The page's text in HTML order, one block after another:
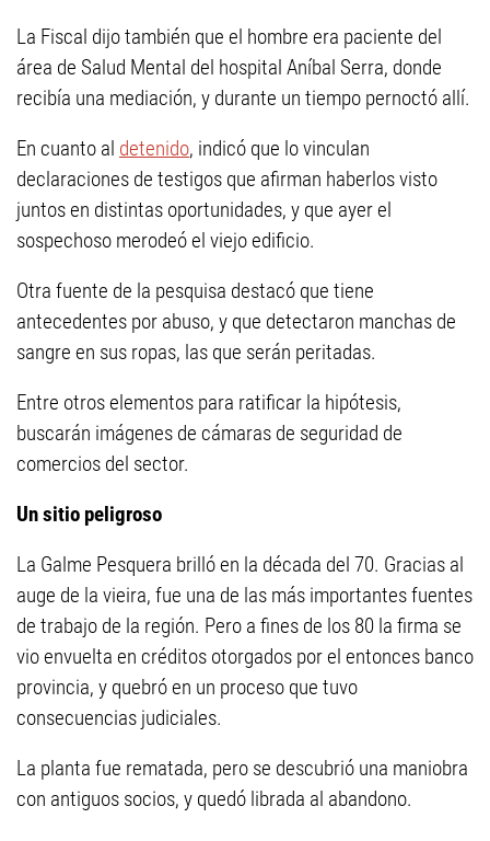
La Fiscal dijo también que el hombre era paciente del
área de Salud Mental del hospital Aníbal Serra, donde
recibía una mediación, y durante un tiempo pernoctó allí.
En cuanto al detenido, indicó que lo vinculan
declaraciones de testigos que afirman haberlos visto
juntos en distintas oportunidades, y que ayer el
sospechoso merodeó el viejo edificio.
Otra fuente de la pesquisa destacó que tiene
antecedentes por abuso, y que detectaron manchas de
sangre en sus ropas, las que serán peritadas.
Entre otros elementos para ratificar la hipótesis,
buscarán imágenes de cámaras de seguridad de
comercios del sector.
Un sitio peligroso
La Galme Pesquera brilló en la década del 70. Gracias al
auge de la vieira, fue una de las más importantes fuentes
de trabajo de la región. Pero a fines de los 80 la firma se
vio envuelta en créditos otorgados por el entonces banco
provincia, y quebró en un proceso que tuvo
consecuencias judiciales.
La planta fue rematada, pero se descubrió una maniobra
con antiguos socios, y quedó librada al abandono.